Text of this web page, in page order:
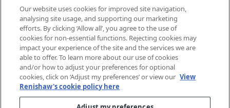
我們參加的活動
Our website uses cookies for improved site navigation,
analysing site usage, and supporting our marketing
efforts. By clicking ‘Allow all’, you agree to the use of
cookies for non-essential functions. Rejecting cookies may
impact your experience of the site and the services we are
able to offer. To learn more about our use of cookies
and/or how to adjust your preferences for optional
cookies, click on ‘Adjust my preferences’ or view our View
Renishaw's cookie policy here